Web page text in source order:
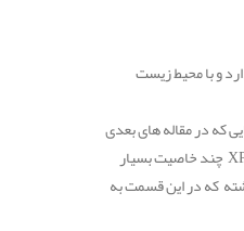
و با محیط زیست
که در مقاله های بعدی
از آنها یاد شد فوم های XPS چند خاصیت بسیار
که در این قسمت به